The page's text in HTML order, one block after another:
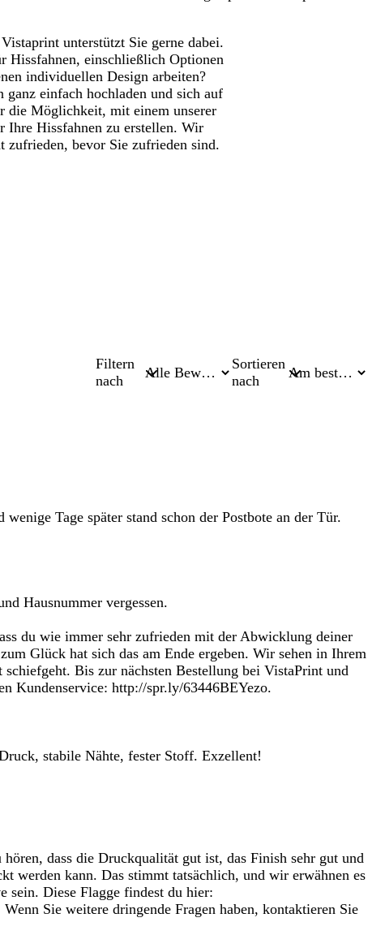
unterstützt Sie gerne dabei.
Hissfahnen, einschließlich Optionen
individuellen Design arbeiten?
einfach hochladen und sich auf
die Möglichkeit, mit einem unserer
Ihre Hissfahnen zu erstellen. Wir
zufrieden, bevor Sie zufrieden sind.
Filtern
nach
Sortieren
nach
Tage später stand schon der Postbote an der Tür.
Hausnummer vergessen.
du wie immer sehr zufrieden mit der Abwicklung deiner
Glück hat sich das am Ende ergeben. Wir sehen in Ihrem
Bis zur nächsten Bestellung bei VistaPrint und
Kundenservice: http://spr.ly/63446BEYezo.
stabile Nähte, fester Stoff. Exzellent!
dass die Druckqualität gut ist, das Finish sehr gut und
werden kann. Das stimmt tatsächlich, und wir erwähnen es
sein. Diese Flagge findest du hier:
Sie weitere dringende Fragen haben, kontaktieren Sie